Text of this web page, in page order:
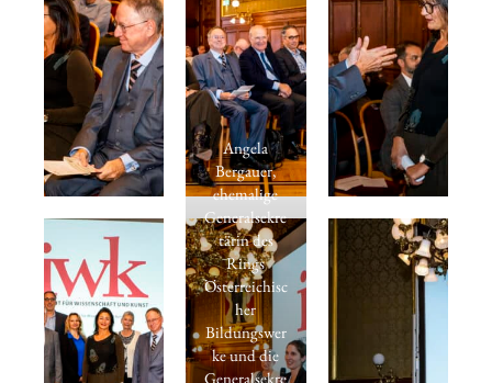
Angela
Bergauer,
ehemalige
Generalsekre
tärin des
Rings
Österreichisc
her
Bildungswer
ke und die
Generalsekre